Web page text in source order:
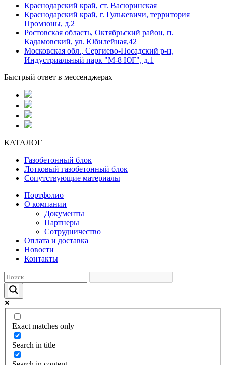
Краснодарский край, ст. Васюринская
Краснодарский край, г. Гулькевичи, территория
Промзоны, д.2
Ростовская область, Октябрьский район, п.
Кадамовский, ул. Юбилейная,42
Московская обл., Сергиево-Посадский р-н,
Индустриальный парк "М-8 ЮГ", д.1
Быстрый ответ в мессенджерах
КАТАЛОГ
Газобетонный блок
Лотковый газобетонный блок
Сопутствующие материалы
Портфолио
О компании
Документы
Партнеры
Сотрудничество
Оплата и доставка
Новости
Контакты
Exact matches only
Search in title